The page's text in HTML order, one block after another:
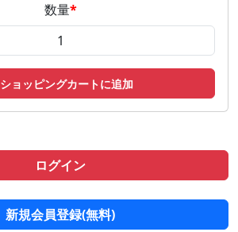
数量*
ショッピングカートに追加
ログイン
新規会員登録(無料)